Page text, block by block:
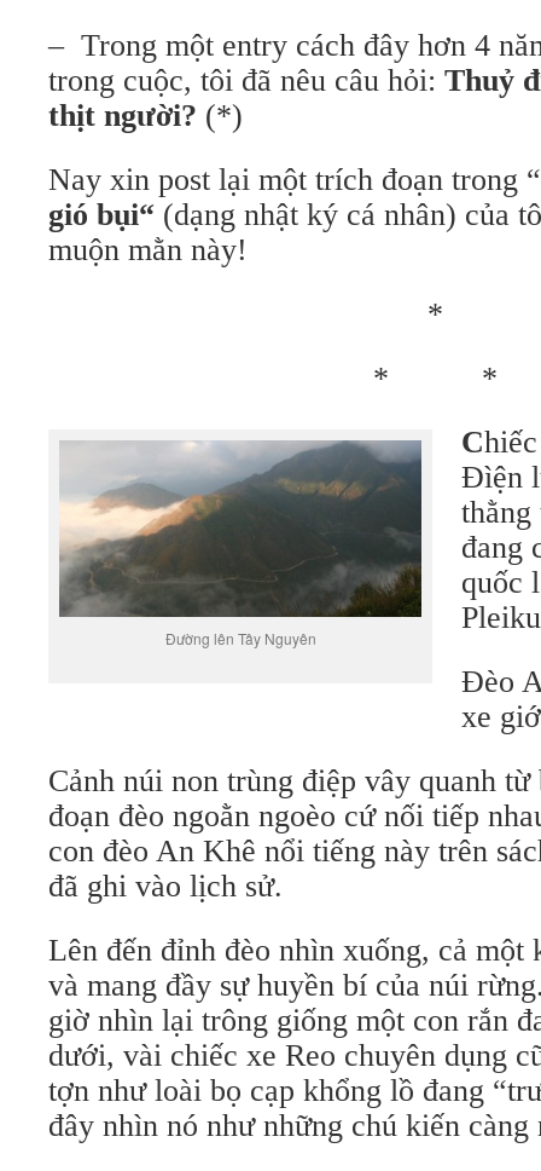
– Trong một entry cách đây hơn 4
trong cuộc, tôi đã nêu câu hỏi: Thuỷ
thịt người? (*)
Nay xin post lại một trích đoạn trong “
gió bụi“ (dạng nhật ký cá nhân) của
muộn mằn này!
*
* *
Đường lên Tây Nguyên
C
Đìện
đang
quốc
Đèo
xe
Cảnh núi non trùng điệp vây quanh
đoạn đèo ngoằn ngoèo cứ nối tiếp
con đèo An Khê nổi tiếng này trên
đã ghi vào lịch sử.
Lên đến đỉnh đèo nhìn xuống, cả một
và mang đầy sự huyền bí của núi
giờ nhìn lại trông giống một con rắn
dưới, vài chiếc xe Reo chuyên dụng
tợn như loài bọ cạp khổng lồ đang
đây nhìn nó như những chú kiến càng